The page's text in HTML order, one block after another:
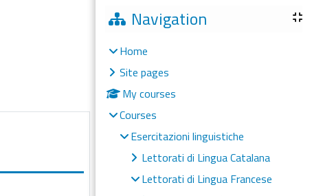
Navigation
Home
Site pages
My courses
Courses
Esercitazioni linguistiche
Lettorati di Lingua Catalana
Lettorati di Lingua Francese